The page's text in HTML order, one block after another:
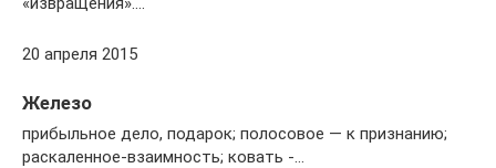
20 апреля 2015
Железо
прибыльное дело, подарок; полосовое — к признанию;
раскаленное-взаимность; ковать -…